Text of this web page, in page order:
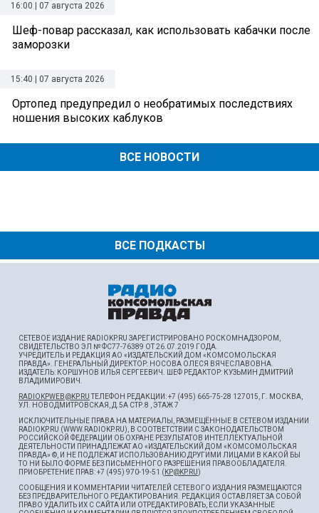
ВСЕ ПОДКАСТЫ
16:00 | 07 августа 2026
Шеф-повар рассказал, как использовать кабачки после
заморозки
15:40 | 07 августа 2026
Ортопед предупредил о необратимых последствиях
ношения высоких каблуков
ВСЕ НОВОСТИ
СЕТЕВОЕ ИЗДАНИЕ RADIOKP.RU ЗАРЕГИСТРИРОВАНО РОСКОМНАДЗОРОМ,
СВИДЕТЕЛЬСТВО ЭЛ № ФС77-76389 ОТ 26.07.2019 ГОДА.
УЧРЕДИТЕЛЬ И РЕДАКЦИЯ АО «ИЗДАТЕЛЬСКИЙ ДОМ «КОМСОМОЛЬСКАЯ
ПРАВДА». ГЕНЕРАЛЬНЫЙ ДИРЕКТОР: НОСОВА ОЛЕСЯ ВЯЧЕСЛАВОВНА.
ИЗДАТЕЛЬ: КОРШУНОВ ИЛЬЯ СЕРГЕЕВИЧ. ШEФ РЕДАКТОР: КУЗЬМИН ДМИТРИЙ
ВЛАДИМИРОВИЧ.
RADIOKPWEB@KP.RUТЕЛЕФОН РЕДАКЦИИ: +7 (495) 665-75-28 127015, Г. МОСКВА,
УЛ. НОВОДМИТРОВСКАЯ, Д.5А СТР.8 , ЭТАЖ 7
ИСКЛЮЧИТЕЛЬНЫЕ ПРАВА НА МАТЕРИАЛЫ, РАЗМЕЩЁННЫЕ В СЕТЕВОМ ИЗДАНИИ
RADIOKP.RU (WWW.RADIOKP.RU), В СООТВЕТСТВИИ С ЗАКОНОДАТЕЛЬСТВОМ
РОССИЙСКОЙ ФЕДЕРАЦИИ ОБ ОХРАНЕ РЕЗУЛЬТАТОВ ИНТЕЛЛЕКТУАЛЬНОЙ
ДЕЯТЕЛЬНОСТИ ПРИНАДЛЕЖАТ АО «ИЗДАТЕЛЬСКИЙ ДОМ «КОМСОМОЛЬСКАЯ
ПРАВДА» ©, И НЕ ПОДЛЕЖАТ ИСПОЛЬЗОВАНИЮ ДРУГИМИ ЛИЦАМИ В КАКОЙ БЫ
ТО НИ БЫЛО ФОРМЕ БЕЗ ПИСЬМЕННОГО РАЗРЕШЕНИЯ ПРАВООБЛАДАТЕЛЯ.
ПРИОБРЕТЕНИЕ ПРАВ: +7 (495) 970-19-51 ( KP@KP.RU)
СООБЩЕНИЯ И КОММЕНТАРИИ ЧИТАТЕЛЕЙ СЕТЕВОГО ИЗДАНИЯ РАЗМЕЩАЮТСЯ
БЕЗ ПРЕДВАРИТЕЛЬНОГО РЕДАКТИРОВАНИЯ. РЕДАКЦИЯ ОСТАВЛЯЕТ ЗА СОБОЙ
ПРАВО УДАЛИТЬ ИХ С САЙТА ИЛИ ОТРЕДАКТИРОВАТЬ, ЕСЛИ УКАЗАННЫЕ